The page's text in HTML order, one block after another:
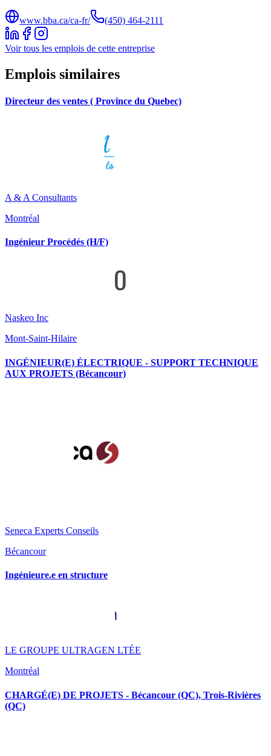
www.bba.ca/ca-fr/ (450) 464-2111
Voir tous les emplois de cette entreprise
Emplois similaires
Directeur des ventes ( Province du Quebec)
A & A Consultants
Montréal
Ingénieur Procédés (H/F)
Naskeo Inc
Mont-Saint-Hilaire
INGÉNIEUR(E) ÉLECTRIQUE - SUPPORT TECHNIQUE
AUX PROJETS (Bécancour)
Seneca Experts Conseils
Bécancour
Ingénieure.e en structure
LE GROUPE ULTRAGEN LTÉE
Montréal
CHARGÉ(E) DE PROJETS - Bécancour (QC), Trois-Rivières
(QC)